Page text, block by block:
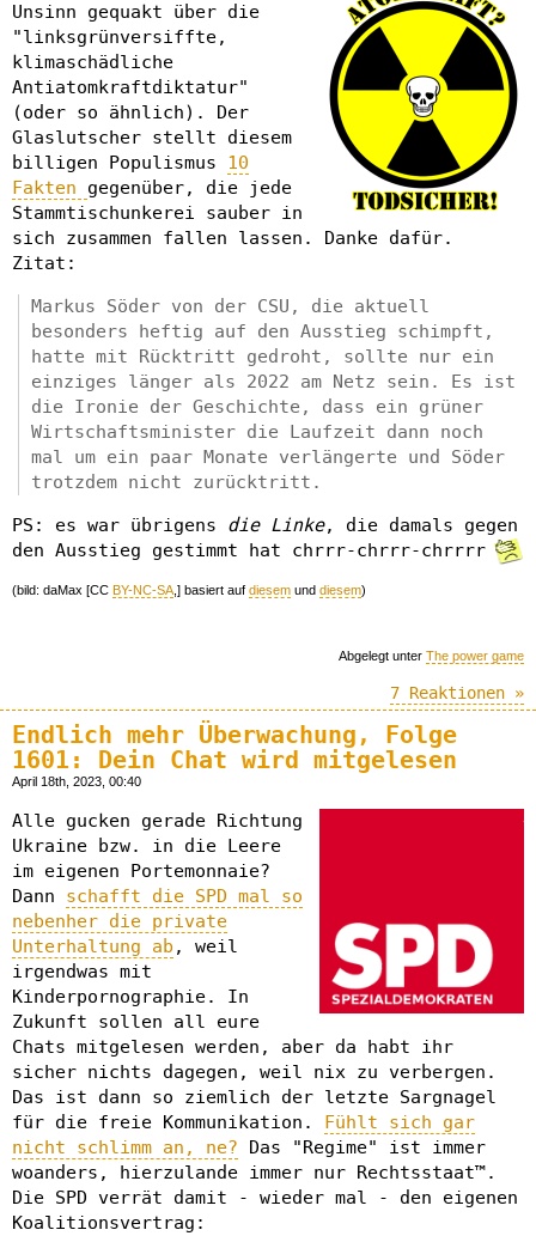
Unsinn gequakt über die
"linksgrünversiffte,
klimaschädliche
Antiatomkraftdiktatur"
(oder so ähnlich). Der
Glaslutscher stellt diesem
billigen Populismus 10
Fakten gegenüber, die jede
Stammtischunkerei sauber in
sich zusammen fallen lassen. Danke dafür.
Zitat:
Markus Söder von der CSU, die aktuell
besonders heftig auf den Ausstieg schimpft,
hatte mit Rücktritt gedroht, sollte nur ein
einziges länger als 2022 am Netz sein. Es ist
die Ironie der Geschichte, dass ein grüner
Wirtschaftsminister die Laufzeit dann noch
mal um ein paar Monate verlängerte und Söder
trotzdem nicht zurücktritt.
PS: es war übrigens die Linke, die damals gegen
den Ausstieg gestimmt hat chrrr-chrrr-chrrrr
(bild: daMax [CC BY-NC-SA ,] basiert auf diesem und diesem)
Abgelegt unter The power game
7 Reaktionen »
Endlich mehr Überwachung, Folge
1601: Dein Chat wird mitgelesen
April 18th, 2023, 00:40
Alle gucken gerade Richtung
Ukraine bzw. in die Leere
im eigenen Portemonnaie?
Dann schafft die SPD mal so
nebenher die private
Unterhaltung ab , weil
irgendwas mit
Kinderpornographie. In
Zukunft sollen all eure
Chats mitgelesen werden, aber da habt ihr
sicher nichts dagegen, weil nix zu verbergen.
Das ist dann so ziemlich der letzte Sargnagel
für die freie Kommunikation. Fühlt sich gar
nicht schlimm an, ne? Das "Regime" ist immer
woanders, hierzulande immer nur Rechtsstaat™.
Die SPD verrät damit - wieder mal - den eigenen
Koalitionsvertrag: